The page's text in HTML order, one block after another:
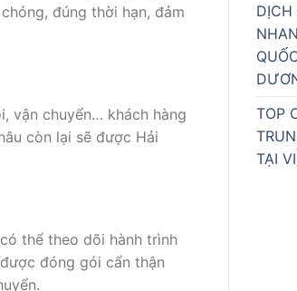
chóng, đúng thời hạn, đảm
vận chuyển… khách hàng
còn lại sẽ được Hải
có thể theo dõi hành trình
được đóng gói cẩn thận
DỊCH
TOP
TẠI